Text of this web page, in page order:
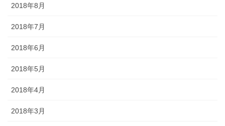
2018年8月
2018年7月
2018年6月
2018年5月
2018年4月
2018年3月